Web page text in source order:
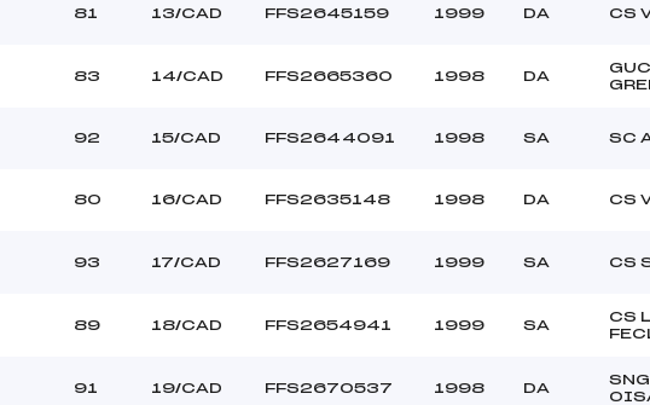
81 13/CAD FFS2645159 1999 DA CS
83 14/CAD FFS2665360 1998 DA
GUC
92 15/CAD FFS2644091 1998 SA SC
80 16/CAD FFS2635148 1998 DA CS
93 17/CAD FFS2627169 1999 SA CS
89 18/CAD FFS2654941 1999 SA
CS
91 19/CAD FFS2670537 1998 DA